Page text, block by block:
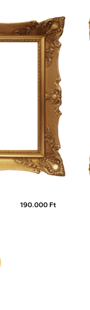
190.000 Ft